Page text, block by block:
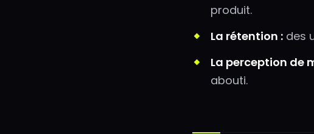
produit.
La rétention : des
La perception de
abouti.